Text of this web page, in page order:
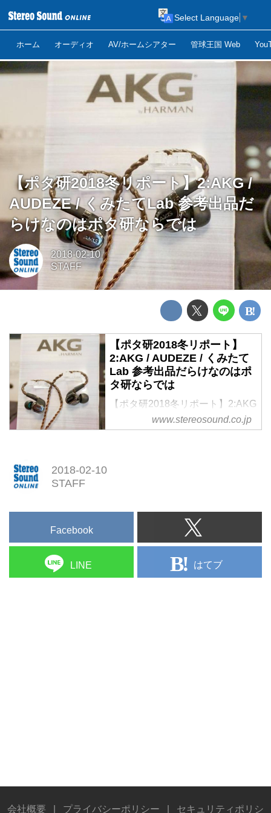
ホーム オーディオ AV/ホームシアター 管球王国 Web
Select Language ▼
【ポタ研2018冬リポート】2:AKG /
AUDEZE / くみたてLab 参考出品だ
らけなのはポタ研ならでは
2018-02-10
STAFF
【ポタ研2018冬リポート】
2:AKG / AUDEZE / くみたて
Lab 参考出品だらけなのはポ
タ研ならでは
【ポタ研2018冬リポート】2:AKG
/ AUDEZE / くみたてLab 参考出
品だらけなのはポタ研ならでは
www.stereosound.co.jp
2018-02-10
STAFF
Facebook
LINE はてブ
会社概要 プライバシーポリシー セキュリティポリシ